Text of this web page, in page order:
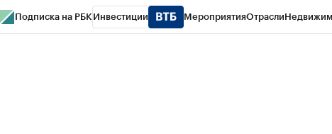
Подписка на РБК Инвестиции МероприятияОтрасли